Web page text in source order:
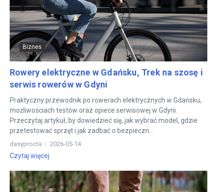
Biznes
Rowery elektryczne w Gdańsku, Trek na szosę i
serwis rowerów w Gdyni
Praktyczny przewodnik po rowerach elektrycznych w Gdańsku,
możliwościach testów oraz opiece serwisowej w Gdyni.
Przeczytaj artykuł, by dowiedzieć się, jak wybrać model, gdzie
przetestować sprzęt i jak zadbać o bezpieczn...
dasyprocta 2026-05-14
Czytaj więcej